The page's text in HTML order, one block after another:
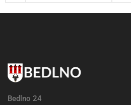
Bedlno 24